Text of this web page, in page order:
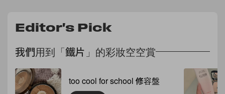
Editor's Pick
我們用到「鐵片」的彩妝空空賞
too cool for school 修容盤